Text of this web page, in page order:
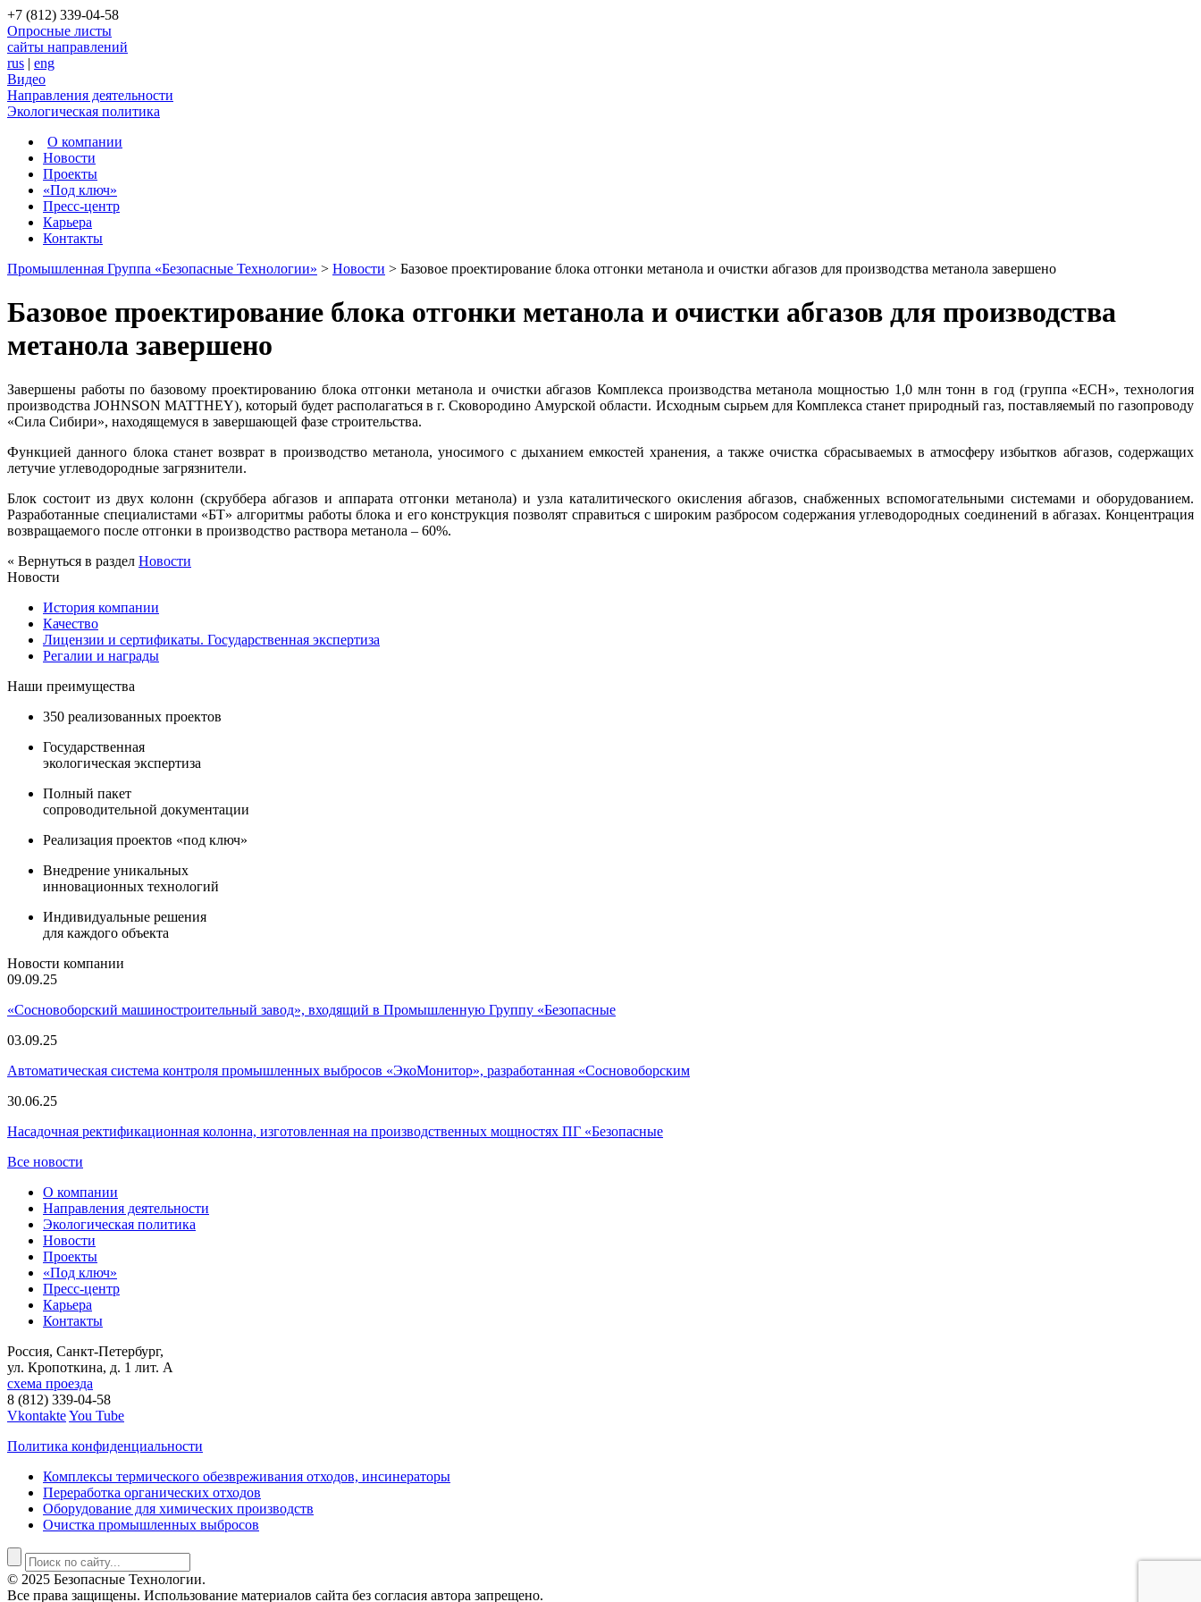
+7 (812) 339-04-58
Опросные листы
сайты направлений
rus | eng
Видео
Направления деятельности
Экологическая политика
О компании
Новости
Проекты
«Под ключ»
Пресс-центр
Карьера
Контакты
Промышленная Группа «Безопасные Технологии» > Новости > Базовое проектирование блока отгонки метанола и очистки абгазов для производства метанола завершено
Базовое проектирование блока отгонки метанола и очистки абгазов для производства
метанола завершено
Завершены работы по базовому проектированию блока отгонки метанола и очистки абгазов Комплекса производства метанола мощностью 1,0 млн тонн в год (группа «ЕСН», технология
производства JOHNSON MATTHEY), который будет располагаться в г. Сковородино Амурской области. Исходным сырьем для Комплекса станет природный газ, поставляемый по газопроводу
«Сила Сибири», находящемуся в завершающей фазе строительства.
Функцией данного блока станет возврат в производство метанола, уносимого с дыханием емкостей хранения, а также очистка сбрасываемых в атмосферу избытков абгазов, содержащих
летучие углеводородные загрязнители.
Блок состоит из двух колонн (скруббера абгазов и аппарата отгонки метанола) и узла каталитического окисления абгазов, снабженных вспомогательными системами и оборудованием.
Разработанные специалистами «БТ» алгоритмы работы блока и его конструкция позволят справиться с широким разбросом содержания углеводородных соединений в абгазах. Концентрация
возвращаемого после отгонки в производство раствора метанола – 60%.
« Вернуться в раздел Новости
Новости
История компании
Качество
Лицензии и сертификаты. Государственная экспертиза
Регалии и награды
Наши преимущества
350 реализованных проектов
Государственная
экологическая экспертиза
Полный пакет
сопроводительной документации
Реализация проектов «под ключ»
Внедрение уникальных
инновационных технологий
Индивидуальные решения
для каждого объекта
Новости компании
09.09.25
«Сосновоборский машиностроительный завод», входящий в Промышленную Группу «Безопасные
03.09.25
Автоматическая система контроля промышленных выбросов «ЭкоМонитор», разработанная «Сосновоборским
30.06.25
Насадочная ректификационная колонна, изготовленная на производственных мощностях ПГ «Безопасные
Все новости
О компании
Направления деятельности
Экологическая политика
Новости
Проекты
«Под ключ»
Пресс-центр
Карьера
Контакты
Россия, Санкт-Петербург,
ул. Кропоткина, д. 1 лит. А
схема проезда
8 (812) 339-04-58
VkontakteYou Tube
Политика конфиденциальности
Комплексы термического обезвреживания отходов, инсинераторы
Переработка органических отходов
Оборудование для химических производств
Очистка промышленных выбросов
© 2025 Безопасные Технологии.
Все права защищены. Использование материалов сайта без согласия автора запрещено.